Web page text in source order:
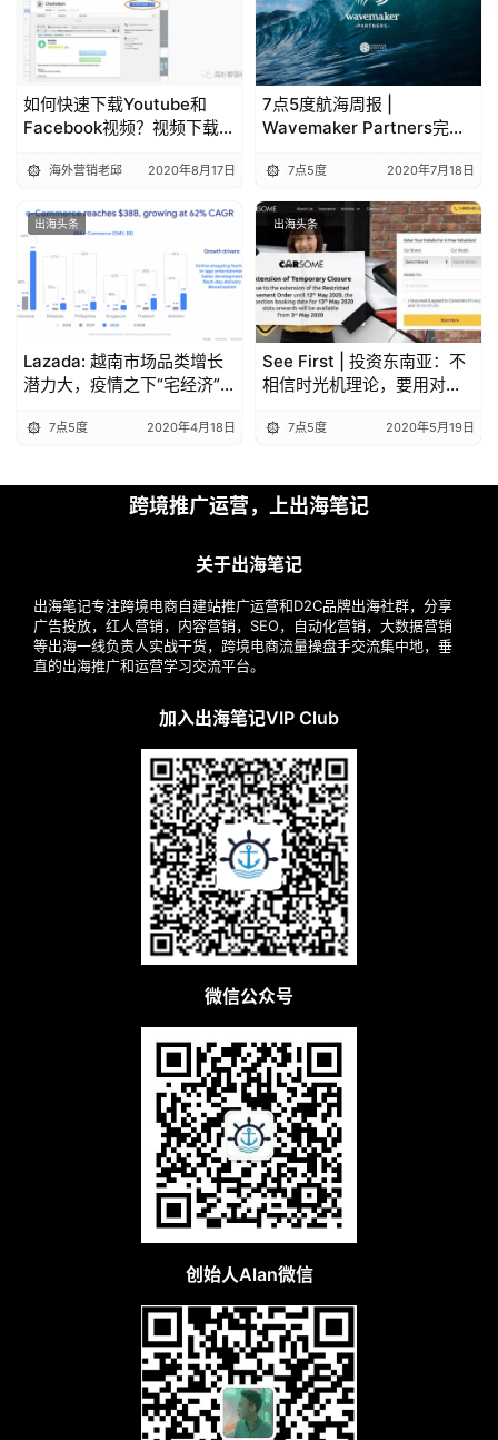
如何快速下载Youtube和
Facebook视频？视频下载工
海外营销老邱 2020年8月17日
7点5度航海周报 |
Wavemaker Partners完成
额达1.1亿美元；Grab菲律宾
负责人离职
7点5度 2020年7月18日
出海头条
Lazada: 越南市场品类增长
潜力大，疫情之下“宅经济”
顾 7点5度 2020年4月18日
出海头条
See First | 投资东南亚：不
相信时光机理论，要用对的
7点5度 2020年5月19日
跨境推广运营，上出海笔记
关于出海笔记
出海笔记专注跨境电商自建站推广运营和D2C品牌出海社群，分享
广告投放，红人营销，内容营销，SEO，自动化营销，大数据营销
等出海一线负责人实战干货，跨境电商流量操盘手交流集中地，垂
直的出海推广和运营学习交流平台。
加入出海笔记VIP Club
微信公众号
创始人Alan微信